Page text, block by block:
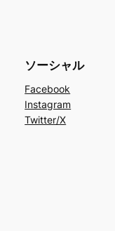
ソーシャル
Facebook
Instagram
Twitter/X